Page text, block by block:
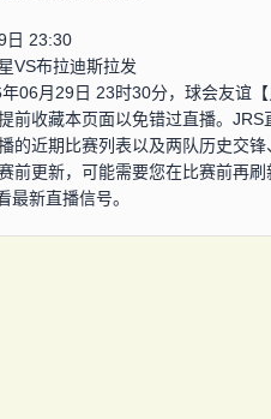
日 23:30
VS布拉迪斯拉发
年06月29日 23时30分，球会友谊
前收藏本页面以免错过直播。
的近期比赛列表以及两队历史交锋
前更新，可能需要您在比赛前再
最新直播信号。